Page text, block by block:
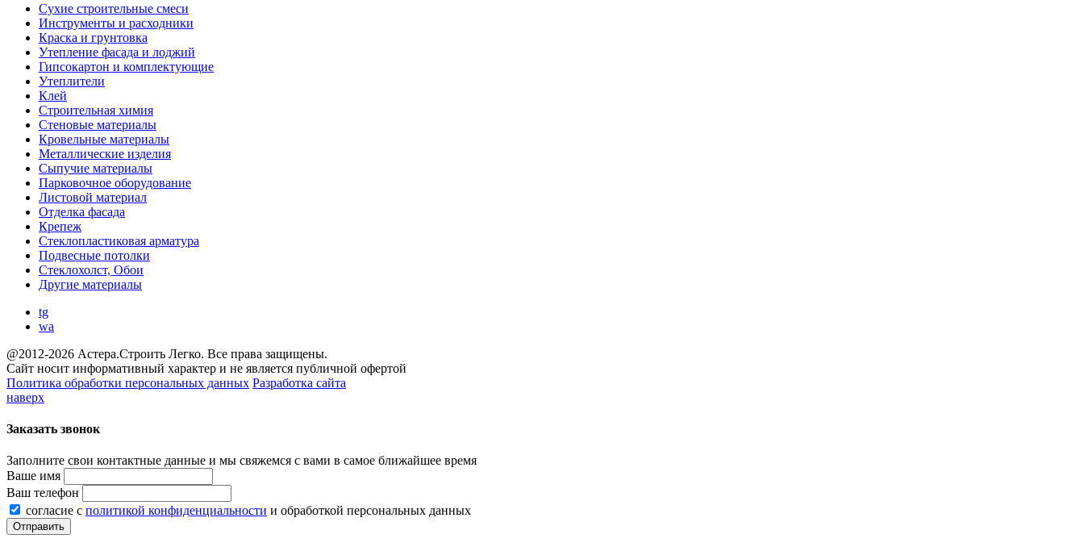
Сухие строительные смеси
Инструменты и расходники
Краска и грунтовка
Утепление фасада и лоджий
Гипсокартон и комплектующие
Утеплители
Клей
Строительная химия
Стеновые материалы
Кровельные материалы
Металлические изделия
Сыпучие материалы
Парковочное оборудование
Листовой материал
Отделка фасада
Крепеж
Стеклопластиковая арматура
Подвесные потолки
Стеклохолст, Обои
Другие материалы
tg
wa
@2012-2026 Астера.Строить Легко. Все права защищены.
Сайт носит информативный характер и не является публичной офертой
Политика обработки персональных данных Разработка сайта
наверх
Заказать звонок
Заполните свои контактные данные и мы свяжемся с вами в самое ближайшее время
Ваше имя
Ваш телефон
согласие с политикой конфиденциальности и обработкой персональных данных